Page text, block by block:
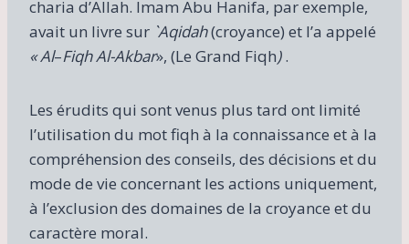
charia d’Allah. Imam Abu Hanifa, par exemple,
avait un livre sur `Aqidah(croyance) et l’a appelé
« Al–Fiqh Al-Akbar», (Le Grand Fiqh).
Les érudits qui sont venus plus tard ont limité
l’utilisation du mot fiqh à la connaissance et à la
compréhension des conseils, des décisions et du
mode de vie concernant les actions uniquement,
à l’exclusion des domaines de la croyance et du
caractère moral.